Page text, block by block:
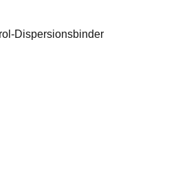
Dispersionsbinder